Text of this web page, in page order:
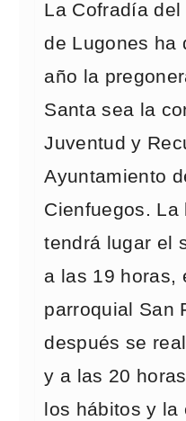
La Cofradía
de Lugones ha
año la
Santa sea la
Juventud y
Ayuntamiento
Cienfuegos. La
tendrá lugar el
a las 19 horas,
parroquial San
después se
y a las 20
los hábitos y la